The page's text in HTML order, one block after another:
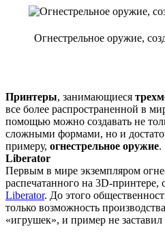
Огнестрельное оружие,
Принтеры, занимающиеся
все более распространенной в
помощью можно создавать не
сложными формами, но и
примеру, огнестрельное оружие.
Liberator
Первым в мире экземпляром
распечатанного на 3D-принтере,
Liberator. До этого
только возможность
«игрушек», и пример не заставил